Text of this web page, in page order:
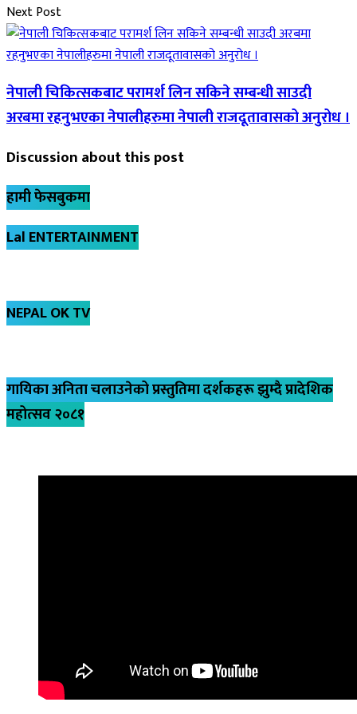
Next Post
नेपाली चिकित्सकबाट परामर्श लिन सकिने सम्बन्धी साउदी
अरबमा रहनुभएका नेपालीहरुमा नेपाली राजदूतावासको अनुरोध ।
Discussion about this post
हामी फेसबुकमा
Lal ENTERTAINMENT
NEPAL OK TV
गायिका अनिता चलाउनेको प्रस्तुतिमा दर्शकहरू झुम्दै प्रादेशिक
महोत्सव २०८१